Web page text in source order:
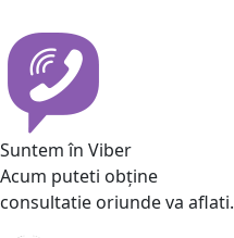
Suntem în Viber
Acum puteti obține
consultatie oriunde va aflati.